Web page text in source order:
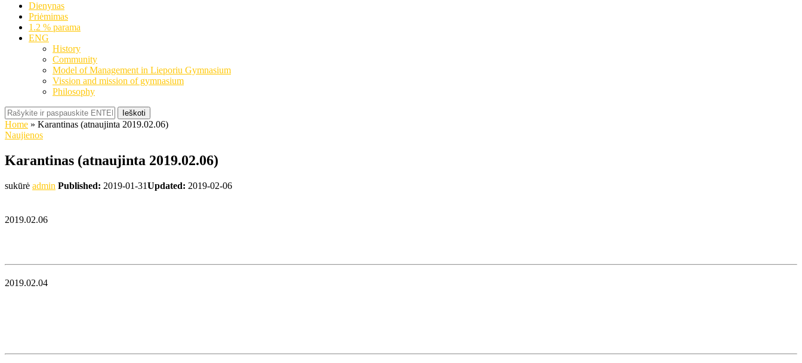
Dienynas
Priėmimas
1.2 % parama
ENG
History
Community
Model of Management in Lieporiu Gymnasium
Vission and mission of gymnasium
Philosophy
Ieškoti
Home » Karantinas (atnaujinta 2019.02.06)
Naujienos
Karantinas (atnaujinta 2019.02.06)
sukūrė admin Published: 2019-01-31Updated: 2019-02-06
2019.02.06
2019.02.04